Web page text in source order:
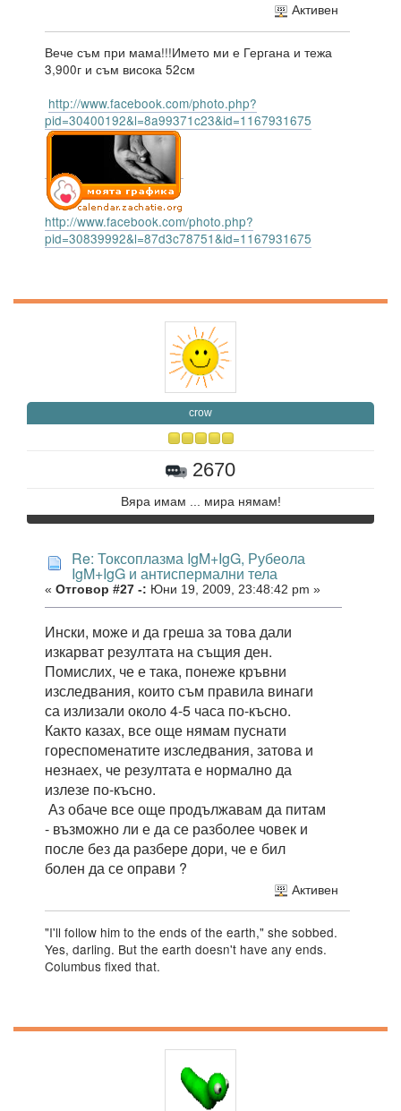
Активен
Вече съм при мама!!!Името ми е Гергана и тежа
3,900г и съм висока 52см
http://www.facebook.com/photo.php?
pid=30400192&l=8a99371c23&id=1167931675
http://www.facebook.com/photo.php?
pid=30839992&l=87d3c78751&id=1167931675
crow
2670
Вяра имам ... мира нямам!
Re: Токсоплазма IgM+IgG, Рубеола
IgM+IgG и антиспермални тела
« Отговор #27 -: Юни 19, 2009, 23:48:42 pm »
Ински, може и да греша за това дали
изкарват резултата на същия ден.
Помислих, че е така, понеже кръвни
изследвания, които съм правила винаги
са излизали около 4-5 часа по-късно.
Както казах, все още нямам пуснати
гореспоменатите изследвания, затова и
незнаех, че резултата е нормално да
излезе по-късно.
Аз обаче все още продължавам да питам
- възможно ли е да се разболее човек и
после без да разбере дори, че е бил
болен да се оправи ?
Активен
"I'll follow him to the ends of the earth," she sobbed.
Yes, darling. But the earth doesn't have any ends.
Columbus fixed that.